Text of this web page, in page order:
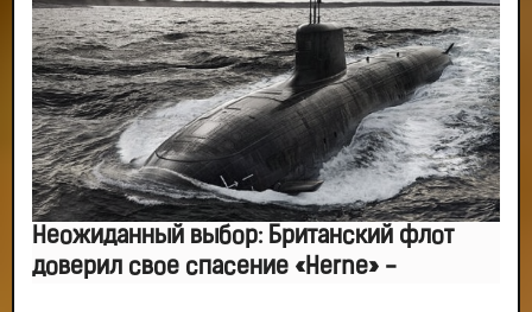
Неожиданный выбор: Британский флот
доверил свое спасение «Herne» -